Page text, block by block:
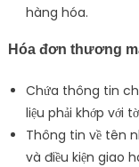
hàng hóa.
Hóa đơn thương
Chứa thông tin
liệu phải khớp với
Thông tin về tên
và điều kiện giao